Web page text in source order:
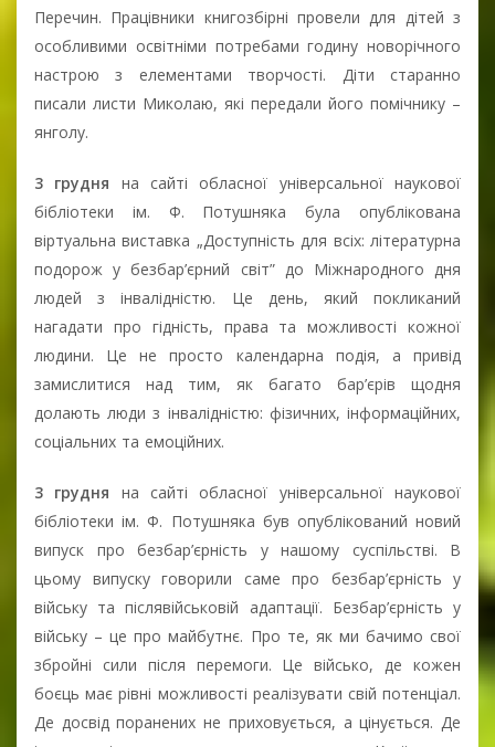
Перечин. Працівники книгозбірні провели для дітей з
особливими освітніми потребами годину новорічного
настрою з елементами творчості. Діти старанно
писали листи Миколаю, які передали його помічнику –
янголу.
3 грудня на сайті обласної універсальної наукової
бібліотеки ім. Ф. Потушняка була опублікована
віртуальна виставка „Доступність для всіх: літературна
подорож у безбар’єрний світ” до Міжнародного дня
людей з інвалідністю. Це день, який покликаний
нагадати про гідність, права та можливості кожної
людини. Це не просто календарна подія, а привід
замислитися над тим, як багато бар’єрів щодня
долають люди з інвалідністю: фізичних, інформаційних,
соціальних та емоційних.
3 грудня на сайті обласної універсальної наукової
бібліотеки ім. Ф. Потушняка був опублікований новий
випуск про безбар’єрність у нашому суспільстві. В
цьому випуску говорили саме про безбар’єрність у
війську та післявійськовій адаптації. Безбар’єрність у
війську – це про майбутнє. Про те, як ми бачимо свої
збройні сили після перемоги. Це військо, де кожен
боєць має рівні можливості реалізувати свій потенціал.
Де досвід поранених не приховується, а цінується. Де